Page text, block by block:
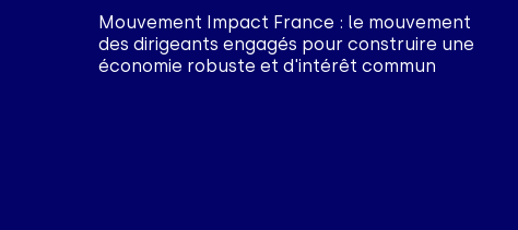
Mouvement Impact France : le mouvement
des dirigeants engagés pour construire une
économie robuste et d'intérêt commun